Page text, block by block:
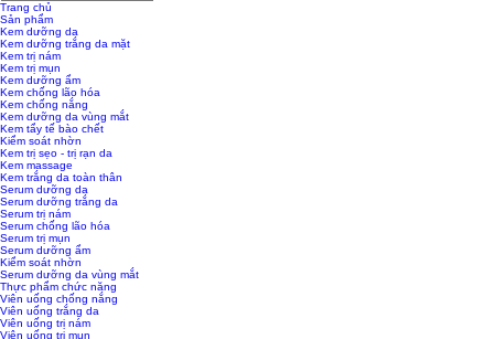
Trang chủ
Sản phẩm
Kem dưỡng da
Kem dưỡng trắng da mặt
Kem trị nám
Kem trị mụn
Kem dưỡng ẩm
Kem chống lão hóa
Kem chống nắng
Kem dưỡng da vùng mắt
Kem tẩy tế bào chết
Kiểm soát nhờn
Kem trị sẹo - trị rạn da
Kem massage
Kem trắng da toàn thân
Serum dưỡng da
Serum dưỡng trắng da
Serum trị nám
Serum chống lão hóa
Serum trị mụn
Serum dưỡng ẩm
Kiểm soát nhờn
Serum dưỡng da vùng mắt
Thực phẩm chức năng
Viên uống chống nắng
Viên uống trắng da
Viên uống trị nám
Viên uống trị mụn